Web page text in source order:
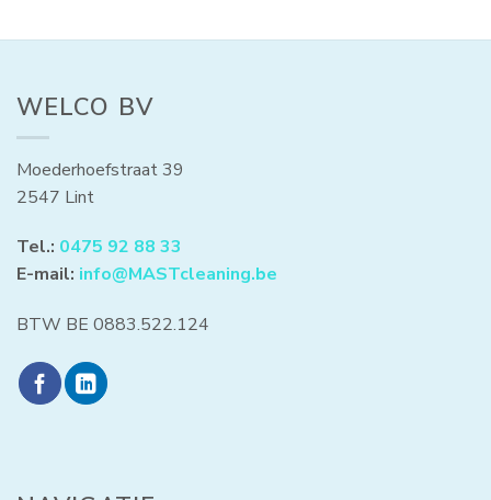
WELCO BV
Moederhoefstraat 39
2547 Lint
Tel.: 0475 92 88 33
E-mail: info@MASTcleaning.be
BTW BE 0883.522.124